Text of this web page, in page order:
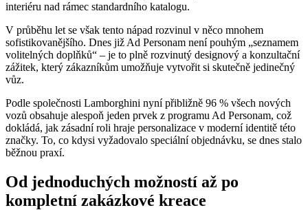
interiéru nad rámec standardního katalogu.
V průběhu let se však tento nápad rozvinul v něco mnohem
sofistikovanějšího. Dnes již Ad Personam není pouhým „seznamem
volitelných doplňků“ – je to plně rozvinutý designový a konzultační
zážitek, který zákazníkům umožňuje vytvořit si skutečně jedinečný
vůz.
Podle společnosti Lamborghini nyní přibližně 96 % všech nových
vozů obsahuje alespoň jeden prvek z programu Ad Personam, což
dokládá, jak zásadní roli hraje personalizace v moderní identitě této
značky. To, co kdysi vyžadovalo speciální objednávku, se dnes stalo
běžnou praxí.
Od jednoduchých možností až po
kompletní zakázkové kreace